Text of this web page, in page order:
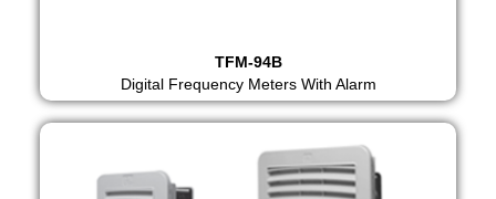
TFM-94B
Digital Frequency Meters With Alarm